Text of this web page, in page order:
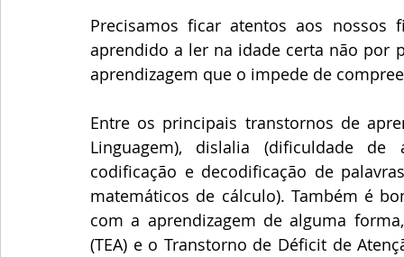
Precisamos ficar atentos aos
aprendido a ler na idade certa não por
aprendizagem que o impede de
Entre os principais transtornos de
Linguagem), dislalia (dificuldade
codificação e decodificação de
matemáticos de cálculo). Também é
com a aprendizagem de alguma
(TEA) e o Transtorno de Déficit de